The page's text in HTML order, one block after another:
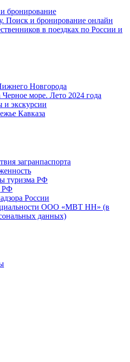
бронирование
Поиск и бронирование онлайн
в поездках по России и
Новгорода
море. Лето 2024 года
и экскурсии
Кавказа
загранпаспорта
туризма РФ
РФ
России
ООО «МВТ НН» (в
данных)